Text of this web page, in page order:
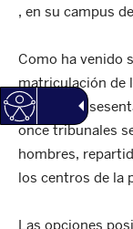
, en su campus
Como ha venido
matriculación de
con casi el
once tribunales
hombres,
los centros de la
Las opciones